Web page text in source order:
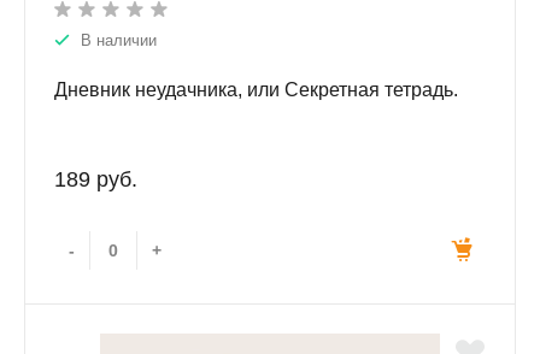
В наличии
Дневник неудачника, или Секретная тетрадь.
189 руб.
- +